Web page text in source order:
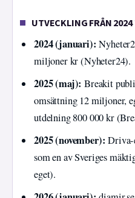
UTVECKLING FRÅN
2024 (januari):
miljoner kr (Nyheter24).
2025 (maj): Breakit
omsättning 12 miljoner,
utdelning 800 000 kr
2025 (november): Driva-
som en av Sveriges
eget).